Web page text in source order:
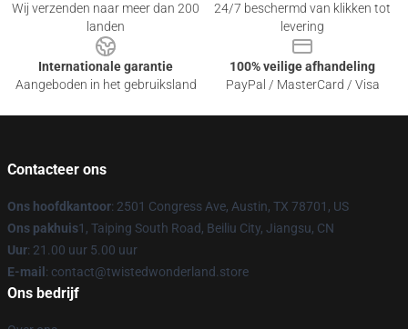
Wij verzenden naar meer dan 200
landen
24/7 beschermd van klikken tot
levering
Internationale garantie
Aangeboden in het gebruiksland
100% veilige afhandeling
PayPal / MasterCard / Visa
Contacteer ons
Ons hoofdkantoor: 2501 Congress Ave, Austin, TX 78701, US
Ons pakhuis1, Taiping South Road, Beiliu City, Jiangsu, CN
Uur: 21.00 uur 5.00 uur
E-mail : contact@twistedwonderland.store
Ons bedrijf